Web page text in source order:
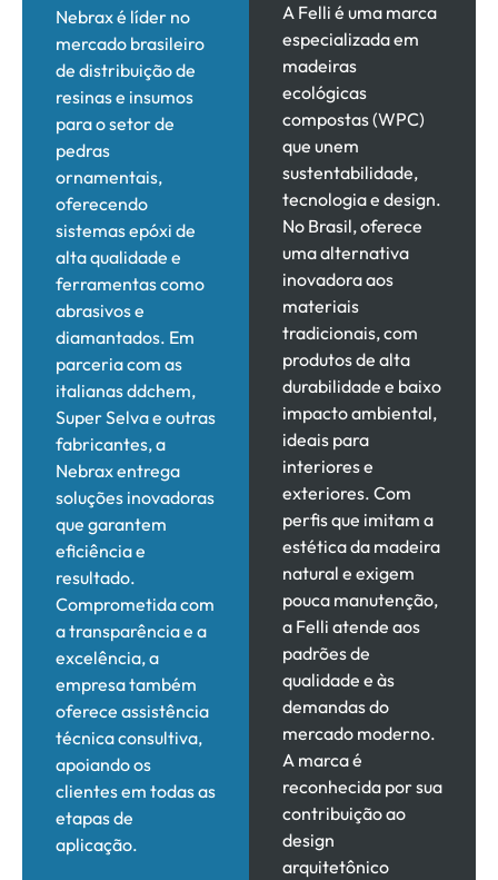
Nebrax é líder no
mercado brasileiro
de distribuição de
resinas e insumos
para o setor de
pedras
ornamentais,
oferecendo
sistemas epóxi de
alta qualidade e
ferramentas como
abrasivos e
diamantados. Em
parceria com as
italianas ddchem,
Super Selva e outras
fabricantes, a
Nebrax entrega
soluções inovadoras
que garantem
eficiência e
resultado.
Comprometida com
a transparência e a
excelência, a
empresa também
oferece assistência
técnica consultiva,
apoiando os
clientes em todas as
etapas de
aplicação.
A Felli é uma marca
especializada em
madeiras
ecológicas
compostas (WPC)
que unem
sustentabilidade,
tecnologia e design.
No Brasil, oferece
uma alternativa
inovadora aos
materiais
tradicionais, com
produtos de alta
durabilidade e baixo
impacto ambiental,
ideais para
interiores e
exteriores. Com
perfis que imitam a
estética da madeira
natural e exigem
pouca manutenção,
a Felli atende aos
padrões de
qualidade e às
demandas do
mercado moderno.
A marca é
reconhecida por sua
contribuição ao
design
arquitetônico